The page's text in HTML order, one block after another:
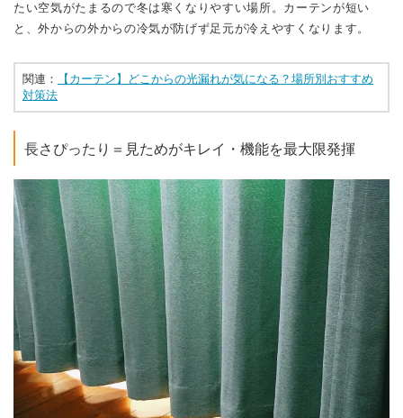
たい空気がたまるので冬は寒くなりやすい場所。カーテンが短い
と、外からの外からの冷気が防げず足元が冷えやすくなります。
関連：
【カーテン】どこからの光漏れが気になる？場所別おすすめ
対策法
長さぴったり＝見ためがキレイ・機能を最大限発揮